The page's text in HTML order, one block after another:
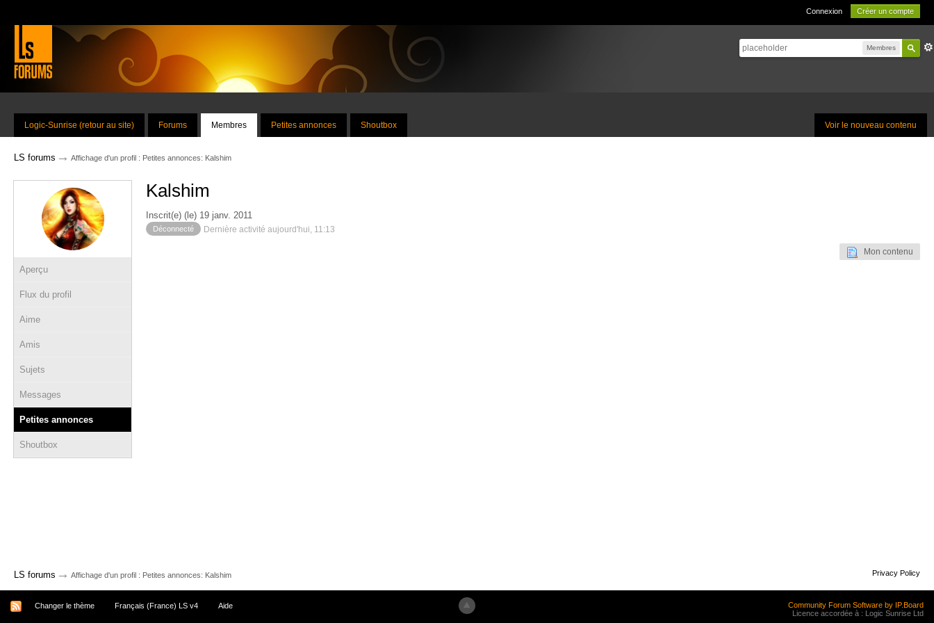
Connexion Créer un compte
Membres
Voir le nouveau contenu
Logic-Sunrise (retour au site) Forums Membres Petites annonces Shoutbox
LS forums → Affichage d'un profil : Petites annonces: Kalshim
Aperçu
Flux du profil
Aime
Amis
Sujets
Messages
Petites annonces
Shoutbox
Kalshim
Inscrit(e) (le) 19 janv. 2011
Déconnecté Dernière activité aujourd'hui, 11:13
Mon contenu
LS forums → Affichage d'un profil : Petites annonces: Kalshim Privacy Policy
Changer le thème Français (France) LS v4 Aide
Community Forum Software by IP.Board
Licence accordée à : Logic Sunrise Ltd